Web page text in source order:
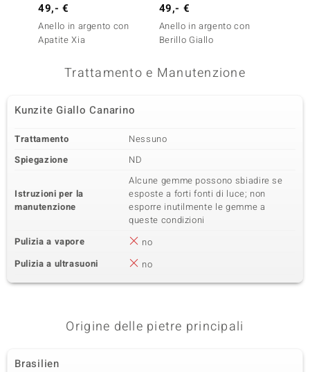
Somma del peso in carati
0,007 ct
Taglio
Taglio rotondo
Montatura Origine
49,- €
Anello in argento con
Apatite Xia
49,- €
Anello in argento con
Berillo Giallo
Trattamento e Manutenzione
Kunzite Giallo Canarino
Trattamento
Nessuno
Spiegazione
ND
Istruzioni per la
manutenzione
Alcune gemme possono sbiadire se
esposte a forti fonti di luce; non
esporre inutilmente le gemme a
queste condizioni
Pulizia a vapore
no
Pulizia a ultrasuoni
no
Origine delle pietre principali
Brasilien